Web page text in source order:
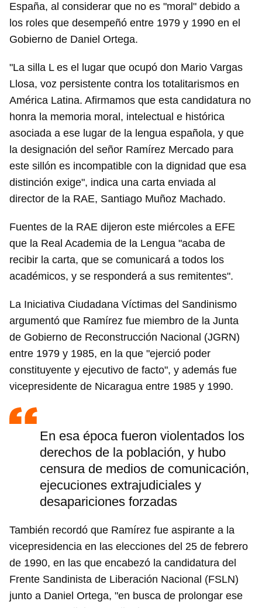
España, al considerar que no es "moral" debido a
los roles que desempeñó entre 1979 y 1990 en el
Gobierno de Daniel Ortega.
"La silla L es el lugar que ocupó don Mario Vargas
Llosa, voz persistente contra los totalitarismos en
América Latina. Afirmamos que esta candidatura no
honra la memoria moral, intelectual e histórica
asociada a ese lugar de la lengua española, y que
la designación del señor Ramírez Mercado para
este sillón es incompatible con la dignidad que esa
distinción exige", indica una carta enviada al
director de la RAE, Santiago Muñoz Machado.
Fuentes de la RAE dijeron este miércoles a EFE
que la Real Academia de la Lengua "acaba de
recibir la carta, que se comunicará a todos los
académicos, y se responderá a sus remitentes".
La Iniciativa Ciudadana Víctimas del Sandinismo
argumentó que Ramírez fue miembro de la Junta
de Gobierno de Reconstrucción Nacional (JGRN)
entre 1979 y 1985, en la que "ejerció poder
constituyente y ejecutivo de facto", y además fue
vicepresidente de Nicaragua entre 1985 y 1990.
En esa época fueron violentados los
derechos de la población, y hubo
censura de medios de comunicación,
ejecuciones extrajudiciales y
desapariciones forzadas
También recordó que Ramírez fue aspirante a la
vicepresidencia en las elecciones del 25 de febrero
de 1990, en las que encabezó la candidatura del
Frente Sandinista de Liberación Nacional (FSLN)
junto a Daniel Ortega, "en busca de prolongar ese